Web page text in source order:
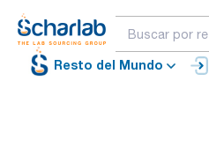
Resto del Mundo